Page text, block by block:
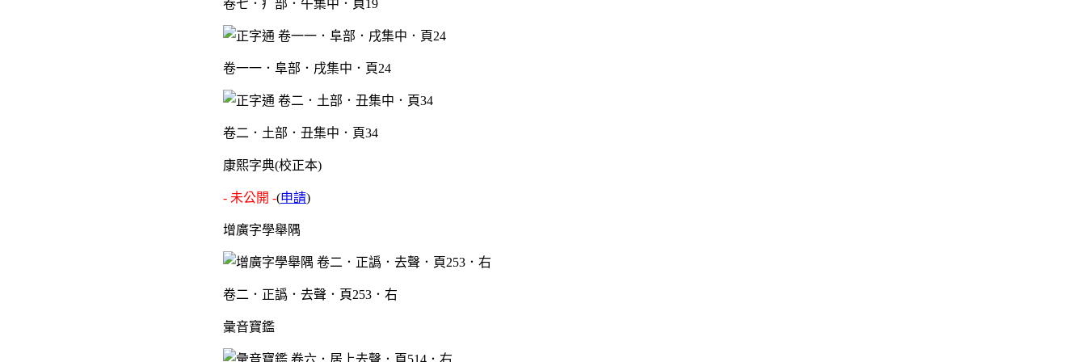
卷七．疒部．午集中．頁19
卷一一．阜部．戌集中．頁24
卷二．土部．丑集中．頁34
康熙字典(校正本)
- 未公開 -(申請)
增廣字學舉隅
卷二．正譌．去聲．頁253．右
彙音寶鑑